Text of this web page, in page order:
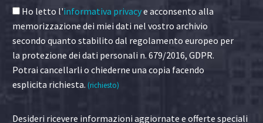
Ho letto l'informativa privacye acconsento alla
memorizzazione dei miei dati nel vostro archivio
secondo quanto stabilito dal regolamento europeo per
la protezione dei dati personali n. 679/2016, GDPR.
Potrai cancellarli o chiederne una copia facendo
esplicita richiesta. (richiesto)
Desideri ricevere informazioni aggiornate e offerte speciali